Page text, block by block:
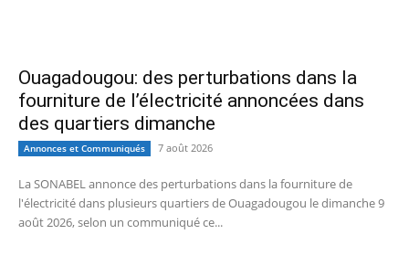
Ouagadougou: des perturbations dans la
fourniture de l’électricité annoncées dans
des quartiers dimanche
Annonces et Communiqués 7 août 2026
La SONABEL annonce des perturbations dans la fourniture de
l'électricité dans plusieurs quartiers de Ouagadougou le dimanche 9
août 2026, selon un communiqué ce...